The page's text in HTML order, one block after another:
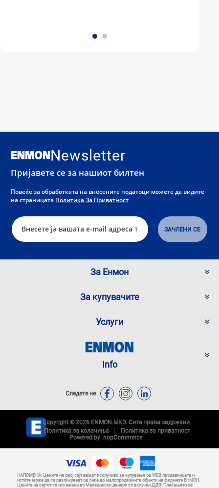
Newsletter
Пријавете се за нашиот билтен
Повеќе за обработката на внесените податоци можете да видите
на страницата Политика За Приватност
За Енмон
За купувачите
Услуги
Info
Следете не
Copyright © 2026 ENMON.MKD. Сите права задржани.
Политика за колачиња
Политика за приватност
Powered by nopCommerce
НАПОМЕНА: Цените на овој сајт важат исклучиво за купување од WEB продавницата и
истите може да се разликуваат од оние во малопродажните објекти на фирмата ЕНМОН.
Цените на сајтот се искажани во Македонски денари со вклучен ДДВ. Плаќањето се